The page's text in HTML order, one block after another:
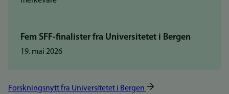
Fem SFF-finalister fra Universitetet i Bergen
19. mai 2026
Forskningsnytt fra Universitetet i Bergen